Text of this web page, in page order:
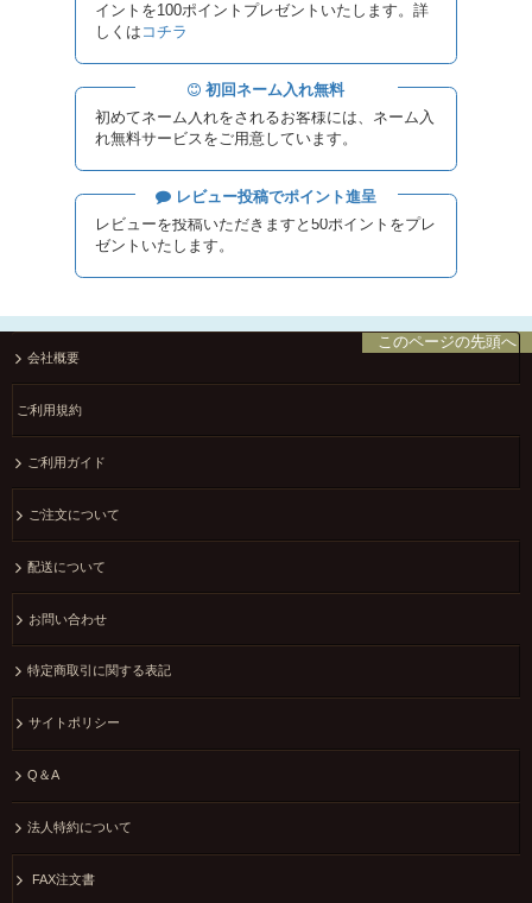
イントを100ポイントプレゼントいたします。詳
しくは コチラ
初回ネーム入れ無料
初めてネーム入れをされるお客様には、ネーム入
れ無料サービスをご用意しています。
レビュー投稿でポイント進呈
レビューを投稿いただきますと50ポイントをプレ
ゼントいたします。
このページの先頭へ
会社概要
ご利用規約
ご利用ガイド
ご注文について
配送について
お問い合わせ
特定商取引に関する表記
サイトポリシー
Q＆A
法人特約について
FAX注文書